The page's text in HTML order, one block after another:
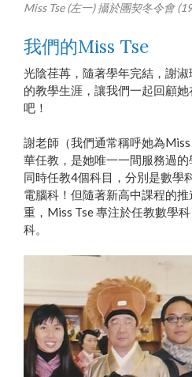
Miss Tse (左一) 攝於團契冬令會
我們的Miss Tse
光陰荏苒，隨著學年完結，謝
的教學生涯，讓我們一起回顧
吧！
謝老師（我們通常稱呼她為
華任教，是她唯一一間服務過
同時任教4個科目，分別是數學
電腦科！但隨著新高中課程的
重，Miss Tse 專注於任教數學
科。